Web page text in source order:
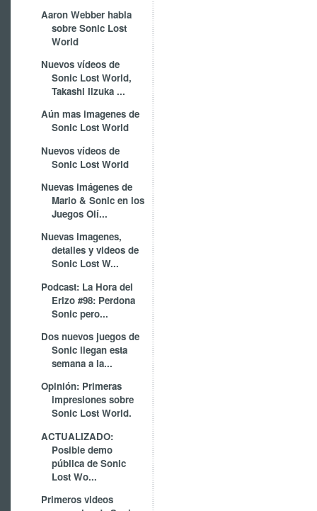
Aaron Webber habla
sobre Sonic Lost
World
Nuevos vídeos de
Sonic Lost World,
Takashi Iizuka ...
Aún mas imagenes de
Sonic Lost World
Nuevos vídeos de
Sonic Lost World
Nuevas imágenes de
Mario & Sonic en los
Juegos Olí...
Nuevas imagenes,
detalles y videos de
Sonic Lost W...
Podcast: La Hora del
Erizo #98: Perdona
Sonic pero...
Dos nuevos juegos de
Sonic llegan esta
semana a la...
Opinión: Primeras
impresiones sobre
Sonic Lost World.
ACTUALIZADO:
Posible demo
pública de Sonic
Lost Wo...
Primeros videos